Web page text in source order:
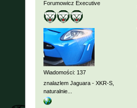
Forumowicz Executive
Wiadomości: 137
znalazlem Jaguara - XKR-S,
naturalnie...